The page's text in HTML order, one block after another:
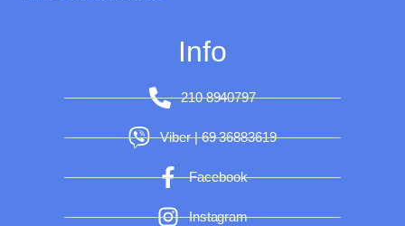
Info
210 8940797
Viber | 69 36883619
Facebook
Instagram